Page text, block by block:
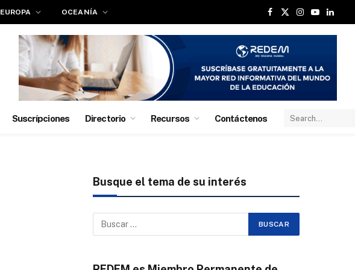
EUROPA OCEANÍA
Facebook
X
Instagram
YouTube
Suscrípciones Directorio Recursos Contáctenos
Busque el tema de su interés